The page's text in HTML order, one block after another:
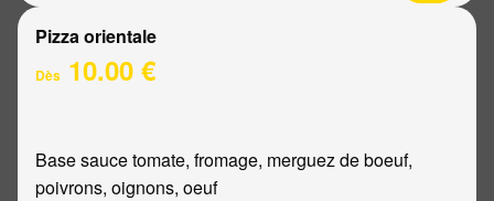
Pizza orientale
Dès 10.00 €
Base sauce tomate, fromage, merguez de boeuf,
poivrons, oignons, oeuf